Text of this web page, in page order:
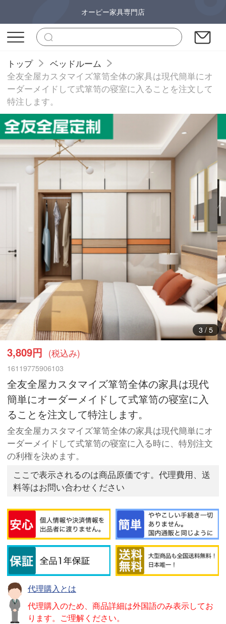
オーピー家具専門店
トップ
ベッドルーム
全友全屋カスタマイズ箪笥全体の家具は現代簡単にオ
ーダーメイドして式箪笥の寝室に入ることを注文して
特注します。
3/ 5
3,809円 (税込み)
16119775906103
全友全屋カスタマイズ箪笥全体の家具は現代
簡単にオーダーメイドして式箪笥の寝室に入
ることを注文して特注します。
全友全屋カスタマイズ箪笥全体の家具は現代簡単にオ
ーダーメイドして式箪笥の寝室に入る時に、特別注文
の利権を決めます。
ここで表示されるのは商品原価です。代理費用、送
料等はお問い合わせください
代理購入とは
代理購入のため、商品詳細は外国語のみ表示してお
ります。ご理解ください。